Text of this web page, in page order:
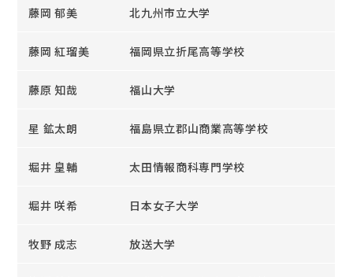
藤岡 郁美 北九州市立大学
藤岡 紅瑠美 福岡県立折尾高等学校
藤原 知哉 福山大学
星 鉱太朗 福島県立郡山商業高等学校
堀井 皇輔 太田情報商科専門学校
堀井 咲希 日本女子大学
牧野 成志 放送大学